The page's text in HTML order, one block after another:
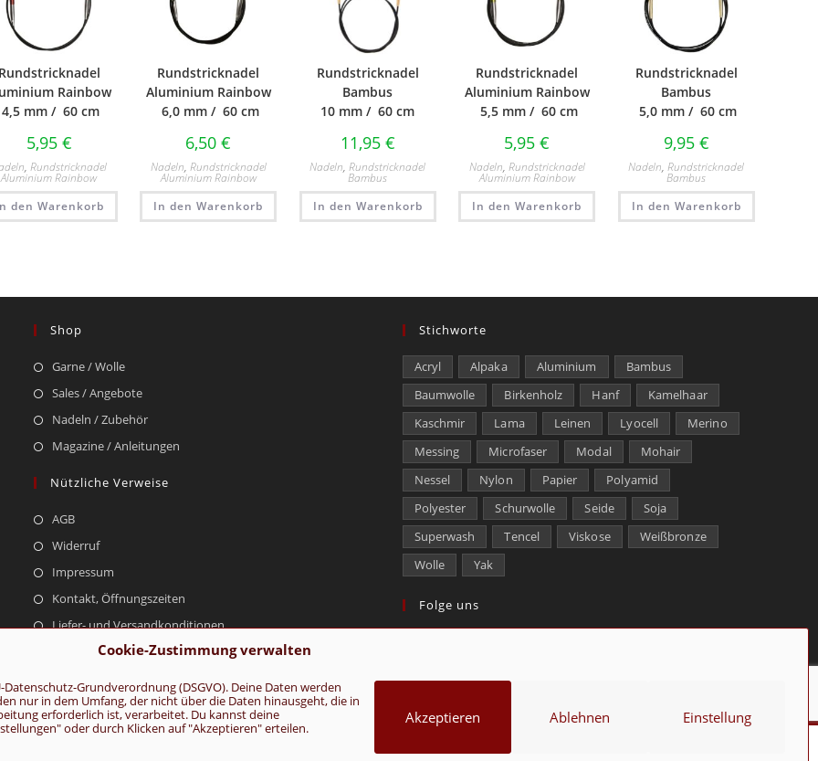
Cookie-Zustimmung verwalten
Grundverordnung (DSGVO). Deine Daten werden
nur in dem Umfang, der nicht über die Daten hinausgeht, die in
erforderlich ist, verarbeitet. Du kannst deine
oder durch Klicken auf "Akzeptieren" erteilen.
Akzeptieren Ablehnen Einstellung
Rainbow
mm / 60 cm
5,95 €
,Rundstricknadel
Aluminium Rainbow
den Warenkorb
Rundstricknadel
Aluminium Rainbow
6,0 mm / 60 cm
6,50€
Nadeln, Rundstricknadel
Aluminium Rainbow
In den Warenkorb
Rundstricknadel
Bambus
10 mm / 60 cm
11,95 €
Nadeln,Rundstricknadel
Bambus
In den Warenkorb
Rundstricknadel
Aluminium Rainbow
5,5 mm / 60 cm
5,95€
Nadeln, Rundstricknadel
Aluminium Rainbow
In den Warenkorb
Rundstricknadel
Bambus
5,0 mm / 60 cm
9,95 €
Nadeln,Rundstricknadel
Bambus
In den Warenkorb
Shop
Garne / Wolle
Sales / Angebote
Nadeln / Zubehör
Magazine / Anleitungen
Nützliche Verweise
AGB
Widerruf
Impressum
Kontakt, Öffnungszeiten
Liefer- und Versandkonditionen
Stichworte
Acryl Alpaka Aluminium
Bambus
Baumwolle
Birkenholz Hanf
Kamelhaar
Kaschmir
Lama Leinen Lyocell
Merino
Messing
Microfaser Modal
Mohair
Nessel
Nylon Papier
Polyamid
Polyester
Schurwolle Seide
Soja
Superwash
Tencel Viskose
Weißbronze
Wolle
Yak
Folge uns
AGB Kontakt Über uns Datenschutz Impressum Cookie-Richtlinie (EU)